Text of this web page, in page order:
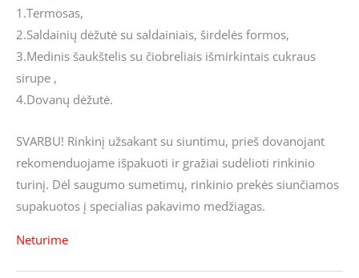
1.Termosas,
2.Saldainių dėžutė su saldainiais, širdelės formos,
3.Medinis šaukštelis su čiobreliais išmirkintais cukraus
sirupe ,
4.Dovanų dėžutė.
SVARBU! Rinkinį užsakant su siuntimu, prieš dovanojant
rekomenduojame išpakuoti ir gražiai sudėlioti rinkinio
turinį. Dėl saugumo sumetimų, rinkinio prekės siunčiamos
supakuotos į specialias pakavimo medžiagas.
Neturime